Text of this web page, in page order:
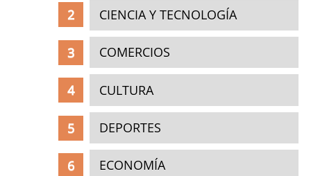
CIENCIA Y TECNOLOGÍA
COMERCIOS
CULTURA
DEPORTES
ECONOMÍA